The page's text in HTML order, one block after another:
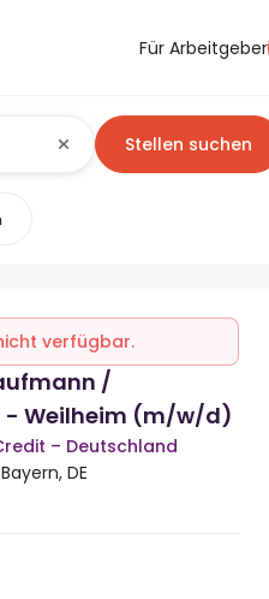
Für Arbeitgeber
Stellen suchen
verfügbar.
/
- Weilheim (m/w/d)
– Deutschland
DE